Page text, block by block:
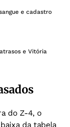
e cadastro
e Vitória
do Z-4, o
da tabela